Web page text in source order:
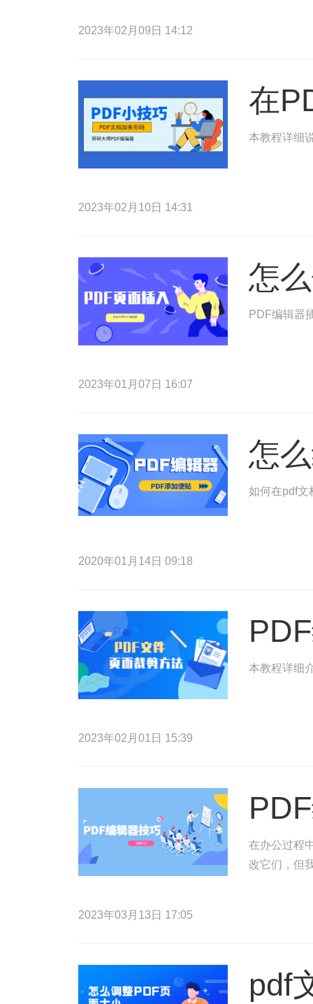
2023年02月09日 14:12
在
本教程详细
2023年02月10日 14:31
怎
PDF编辑器
2023年01月07日 16:07
怎
如何在pdf文
2020年01月14日 09:18
本教程详细
2023年02月01日 15:39
在办公过程
改它们，但
2023年03月13日 17:05
pdf